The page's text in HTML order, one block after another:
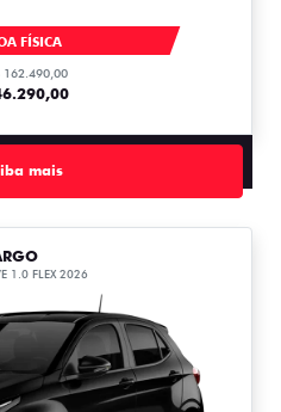
270 AT FLEX T270
FÍSICA
162.490,00
mais
1.0 FLEX 2026